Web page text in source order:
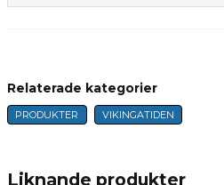
name
Liknande produkter
Relaterade kategorier
PRODUKTER VIKINGATIDEN